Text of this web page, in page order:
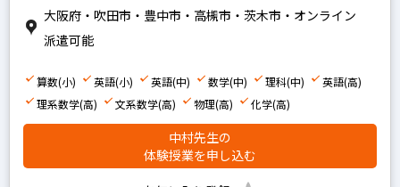
大阪府・吹田市・豊中市・高槻市・茨木市・オンライン
派遣可能
算数(小) 英語(小) 英語(中) 数学(中) 理科(中)
英語(高)
理系数学(高)
文系数学(高) 物理(高) 化学(高)
中村先生の
体験授業を申し込む